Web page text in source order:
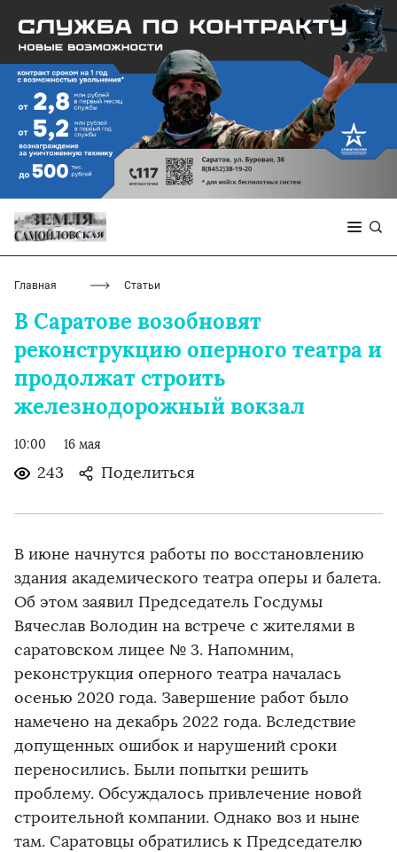
Главная Статьи
В Саратове возобновят
реконструкцию оперного театра и
продолжат строить
железнодорожный вокзал
10:00 16 мая
243 Поделиться
В июне начнутся работы по восстановлению
здания академического театра оперы и балета.
Об этом заявил Председатель Госдумы
Вячеслав Володин на встрече с жителями в
саратовском лицее № 3. Напомним,
реконструкция оперного театра началась
осенью 2020 года. Завершение работ было
намечено на декабрь 2022 года. Вследствие
допущенных ошибок и нарушений сроки
переносились. Были попытки решить
проблему. Обсуждалось привлечение новой
строительной компании. Однако воз и ныне
там. Саратовцы обратились к Председателю